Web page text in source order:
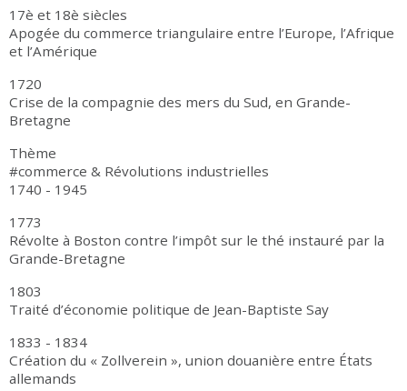
17è et 18è siècles
Apogée du commerce triangulaire entre l’Europe, l’Afrique
et l’Amérique
1720
Crise de la compagnie des mers du Sud, en Grande-
Bretagne
Thème
#commerce & Révolutions industrielles
1740 - 1945
1773
Révolte à Boston contre l’impôt sur le thé instauré par la
Grande-Bretagne
1803
Traité d’économie politique de Jean-Baptiste Say
1833 - 1834
Création du « Zollverein », union douanière entre États
allemands